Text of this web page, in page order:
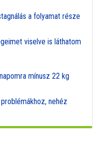
a folyamat része
viselve is láthatom
mínusz 22 kg
nehéz